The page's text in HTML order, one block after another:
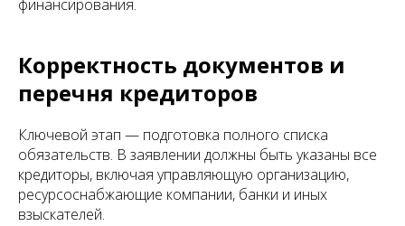
финансирования.
Корректность документов и
перечня кредиторов
Ключевой этап — подготовка полного списка
обязательств. В заявлении должны быть указаны все
кредиторы, включая управляющую организацию,
ресурсоснабжающие компании, банки и иных
взыскателей.